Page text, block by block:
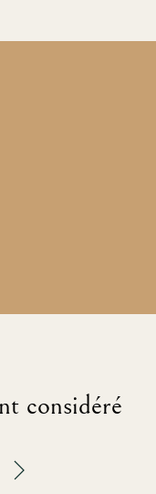
considéré